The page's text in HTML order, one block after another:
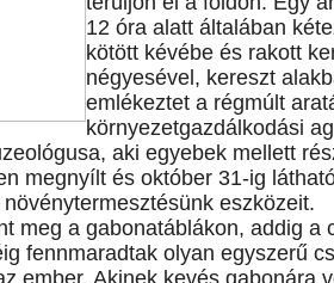
12 óra alatt általában
kötött kévébe és rakott
négyesével, kereszt
emlékeztet a régmúlt
környezetgazdálkodási
aki egyebek mellett
megnyílt és október 31-ig
eszközeit.
meg a gabonatáblákon, addig a
fennmaradtak olyan egyszerű